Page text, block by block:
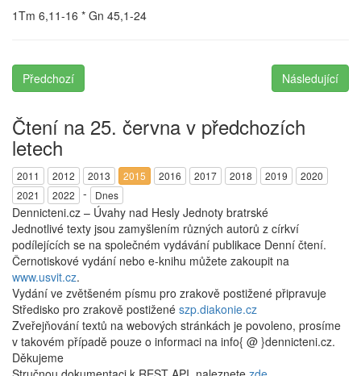
1Tm 6,11-16 * Gn 45,1-24
Předchozí Následující
Čtení na 25. června v předchozích
letech
2011 2012 2013 2015 2016 2017 2018 2019
2020
2021
2022 - Dnes
Dennicteni.cz – Úvahy nad Hesly Jednoty bratrské
Jednotlivé texty jsou zamyšlením různých autorů z církví
podílejících se na společném vydávání publikace Denní čtení.
Černotiskové vydání nebo e-knihu můžete zakoupit na
www.usvit.cz.
Vydání ve zvětšeném písmu pro zrakově postižené připravuje
Středisko pro zrakově postižené szp.diakonie.cz
Zveřejňování textů na webových stránkách je povoleno, prosíme
v takovém případě pouze o informaci na info{ @ }dennicteni.cz.
Děkujeme